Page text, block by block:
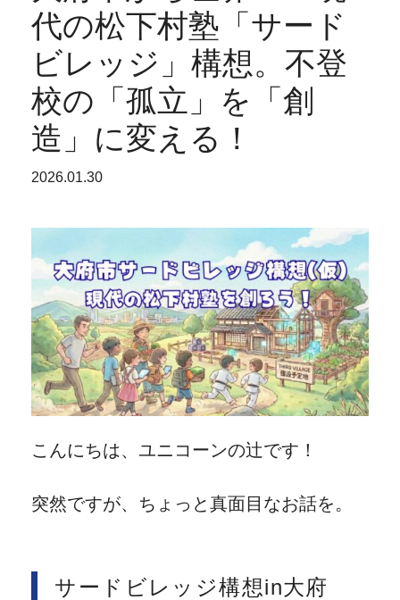
代の松下村塾「サード
ビレッジ」構想。不登
校の「孤立」を「創
造」に変える！
2026.01.30
こんにちは、ユニコーンの辻です！
突然ですが、ちょっと真面目なお話を。
サードビレッジ構想in大府